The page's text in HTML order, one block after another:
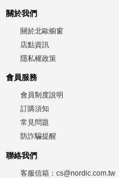
關於我們
關於北歐櫥窗
店點資訊
隱私權政策
會員服務
會員制度說明
訂購須知
常見問題
防詐騙提醒
聯絡我們
客服信箱： cs@nordic.com.tw